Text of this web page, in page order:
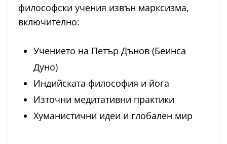
философски учения извън марксизма,
включително:
Учението на Петър Дънов (Беинса
Дуно)
Индийската философия и йога
Източни медитативни практики
Хуманистични идеи и глобален мир